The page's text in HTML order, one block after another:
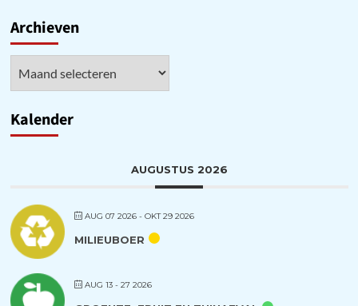
Archieven
Kalender
AUGUSTUS 2026
AUG 07 2026- OKT 29 2026
MILIEUBOER
AUG 13 - 27 2026